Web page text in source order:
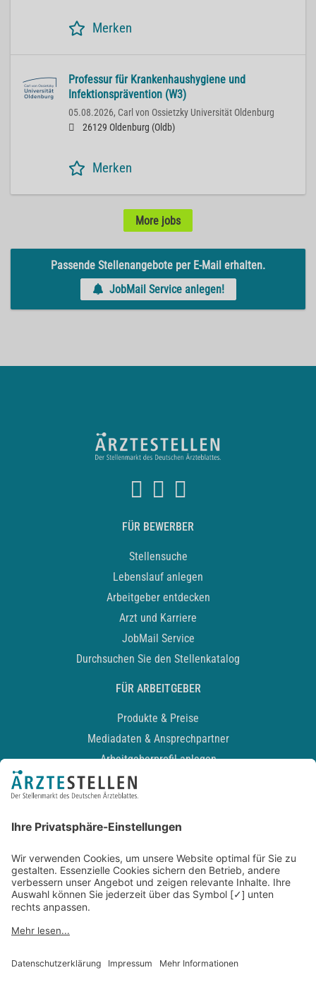
Merken
Professur für Krankenhaushygiene und
Infektionsprävention (W3)
05.08.2026, Carl von Ossietzky Universität Oldenburg
26129 Oldenburg (Oldb)
Merken
More jobs
Passende Stellenangebote per E-Mail erhalten.
JobMail Service anlegen!
FÜR BEWERBER
Stellensuche
Lebenslauf anlegen
Arbeitgeber entdecken
Arzt und Karriere
JobMail Service
Durchsuchen Sie den Stellenkatalog
FÜR ARBEITGEBER
Produkte & Preise
Mediadaten & Ansprechpartner
Arbeitgeberprofil anlegen
Recruiting-Podcast
Kontakt
Datenschutz
Newsletter